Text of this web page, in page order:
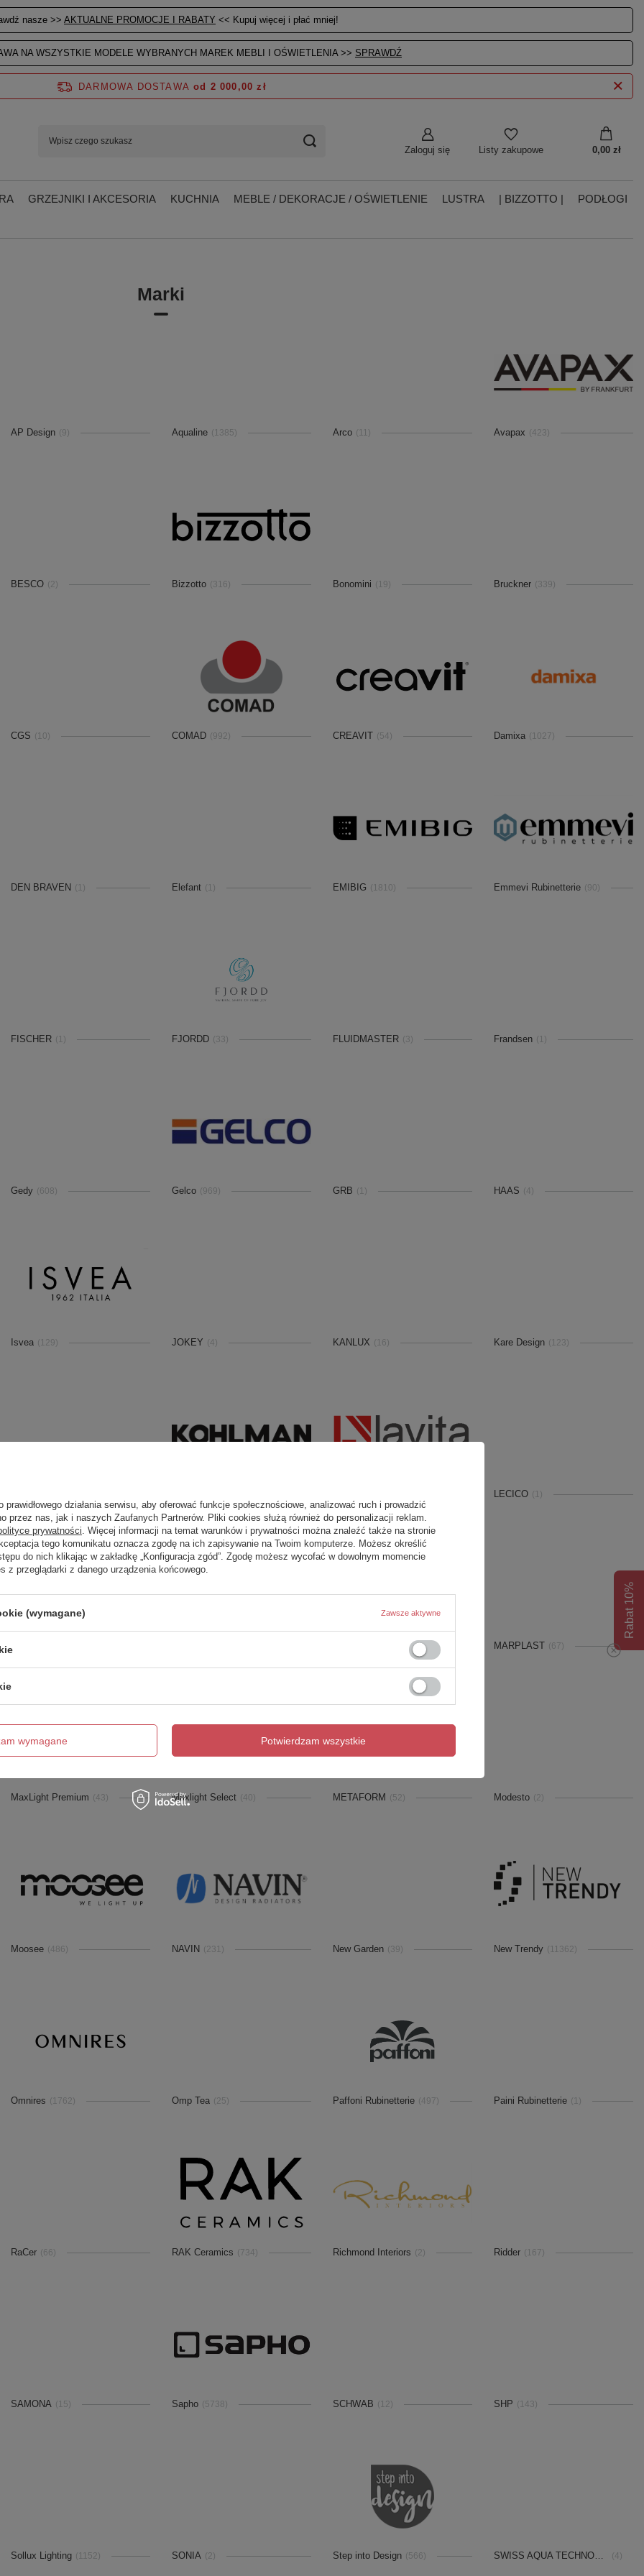
nasze >> AKTUALNE PROMOCJE I RABATY << Kupuj więcej i płać mniej!
NA WSZYSTKIE MODELE WYBRANYCH MAREK MEBLI I OŚWIETLENIA >> SPRAWDŹ
Zaloguj się Listy zakupowe 0,00 zł
DARMOWA DOSTAWA od 2 000,00 zł
GRZEJNIKI I AKCESORIA KUCHNIA MEBLE / DEKORACJE / OŚWIETLENIE LUSTRA | BIZZOTTO |
PODŁOGI
Marki
AP Design (9) Aqualine (1385) Arco (11) Avapax (423)
BESCO (2) Bizzotto (316) Bonomini (19) Bruckner (339)
CGS (10) COMAD (992) CREAVIT (54) Damixa (1027)
DEN BRAVEN (1) Elefant (1) EMIBIG (1810) Emmevi Rubinetterie (90)
FISCHER (1) FJORDD (33) FLUIDMASTER (3) Frandsen (1)
Gedy (608) Gelco (969) GRB (1) HAAS (4)
Isvea (129) JOKEY (4) KANLUX (16) Kare Design (123)
LECICO (1)
Lumina Deco MARPLAST (67)
MaxLight Premium (43) Maxlight Select (40) METAFORM (52) Modesto (2)
Moosee (486) NAVIN (231) New Garden (39) New Trendy (11362)
Omnires (1762) Omp Tea (25) Paffoni Rubinetterie (497) Paini Rubinetterie (1)
RaCer (66) RAK Ceramics (734) Richmond Interiors (2) Ridder (167)
SAMONA (15) Sapho (5738) SCHWAB (12) SHP (143)
Sollux Lighting (1152) SONIA (2) Step into Design (566) SWISS AQUA TECHNOLOGIES AG (4)
Rabat 10%
działania serwisu, aby oferować funkcje społecznościowe, analizować ruch i prowadzić
przez nas, jak i naszych Zaufanych Partnerów. Pliki cookies służą również do personalizacji reklam.
prywatności. Więcej informacji na temat warunków i prywatności można znaleźć także na stronie
tego komunikatu oznacza zgodę na ich zapisywanie na Twoim komputerze. Możesz określić
do nich klikając w zakładkę „Konfiguracja zgód”. Zgodę możesz wycofać w dowolnym momencie
z przeglądarki z danego urządzenia końcowego.
(wymagane) Zawsze aktywne
wymagane Potwierdzam wszystkie